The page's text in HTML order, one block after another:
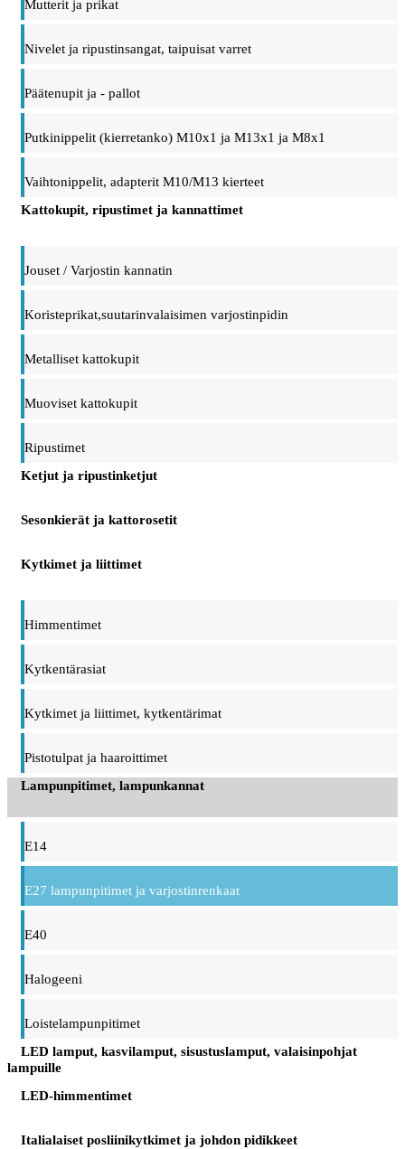
Mutterit ja prikat
Nivelet ja ripustinsangat, taipuisat varret
Päätenupit ja - pallot
Putkinippelit (kierretanko) M10x1 ja M13x1 ja M8x1
Vaihtonippelit, adapterit M10/M13 kierteet
Kattokupit, ripustimet ja kannattimet
Jouset / Varjostin kannatin
Koristeprikat,suutarinvalaisimen varjostinpidin
Metalliset kattokupit
Muoviset kattokupit
Ripustimet
Ketjut ja ripustinketjut
Sesonkierät ja kattorosetit
Kytkimet ja liittimet
Himmentimet
Kytkentärasiat
Kytkimet ja liittimet, kytkentärimat
Pistotulpat ja haaroittimet
Lampunpitimet, lampunkannat
E14
E27 lampunpitimet ja varjostinrenkaat
E40
Halogeeni
Loistelampunpitimet
LED lamput, kasvilamput, sisustuslamput, valaisinpohjat
lampuille
LED-himmentimet
Italialaiset posliinikytkimet ja johdon pidikkeet